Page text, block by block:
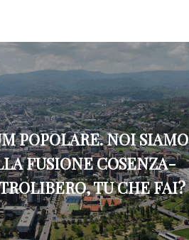
POPOLARE. NOI SIAMO
FUSIONE COSENZA-
TU CHE FAI?